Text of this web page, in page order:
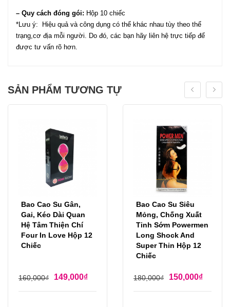
– Quy cách đóng gói: Hộp 10 chiếc
*Lưu ý: Hiệu quả và công dụng có thể khác nhau tùy theo thể
trạng,cơ địa mỗi người. Do đó, các bạn hãy liên hệ trực tiếp để
được tư vấn rõ hơn.
SẢN PHẨM TƯƠNG TỰ
Bao Cao Su Gân,
Gai, Kéo Dài Quan
Hệ Tâm Thiện Chí
Four In Love Hộp 12
Chiếc
160,000₫ 149,000₫
Bao Cao Su Siêu
Mỏng, Chống Xuất
Tinh Sớm Powermen
Long Shock And
Super Thin Hộp 12
Chiếc
180,000₫ 150,000₫